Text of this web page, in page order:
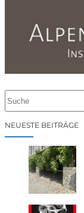
cNEUESTE BEITRÄGE